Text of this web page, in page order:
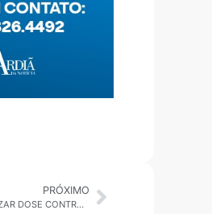
PRÓXIMO
ILHABELA: SAÚDE CONVOCA MORADORES VACINADOS EM 2018 A ATUALIZAR DOSE CONTRA FEBRE AMARELA